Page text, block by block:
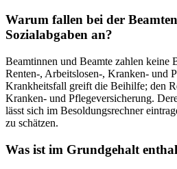
Warum fallen bei der
Sozialabgaben an?
Beamtinnen und Beamte zahlen keine
Renten-, Arbeitslosen-, Kranken- und
Krankheitsfall greift die Beihilfe; den
Kranken- und Pflegeversicherung.
lässt sich im Besoldungsrechner
zu schätzen.
Was ist im Grundgehalt